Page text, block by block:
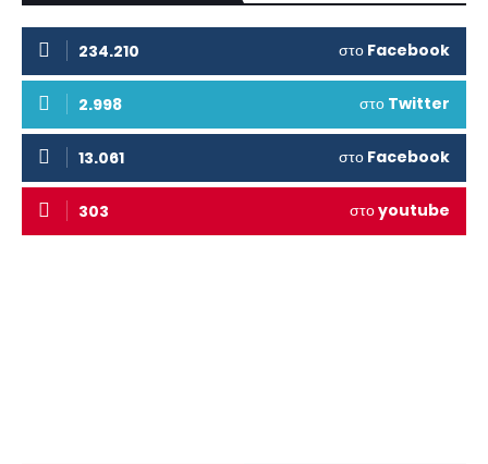
234.210 στο Facebook
2.998 στο Twitter
13.061 στο Facebook
303 στοyoutube